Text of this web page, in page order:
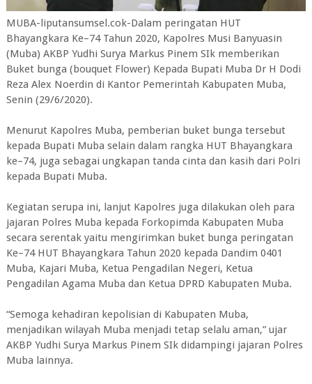
MUBA-liputansumsel.cok-Dalam peringatan HUT
Bhayangkara Ke–74 Tahun 2020, Kapolres Musi Banyuasin
(Muba) AKBP Yudhi Surya Markus Pinem SIk memberikan
Buket bunga (bouquet Flower) Kepada Bupati Muba Dr H Dodi
Reza Alex Noerdin di Kantor Pemerintah Kabupaten Muba,
Senin (29/6/2020).
Menurut Kapolres Muba, pemberian buket bunga tersebut
kepada Bupati Muba selain dalam rangka HUT Bhayangkara
ke–74, juga sebagai ungkapan tanda cinta dan kasih dari Polri
kepada Bupati Muba.
Kegiatan serupa ini, lanjut Kapolres juga dilakukan oleh para
jajaran Polres Muba kepada Forkopimda Kabupaten Muba
secara serentak yaitu mengirimkan buket bunga peringatan
Ke–74 HUT Bhayangkara Tahun 2020 kepada Dandim 0401
Muba, Kajari Muba, Ketua Pengadilan Negeri, Ketua
Pengadilan Agama Muba dan Ketua DPRD Kabupaten Muba.
“Semoga kehadiran kepolisian di Kabupaten Muba,
menjadikan wilayah Muba menjadi tetap selalu aman,” ujar
AKBP Yudhi Surya Markus Pinem SIk didampingi jajaran Polres
Muba lainnya.